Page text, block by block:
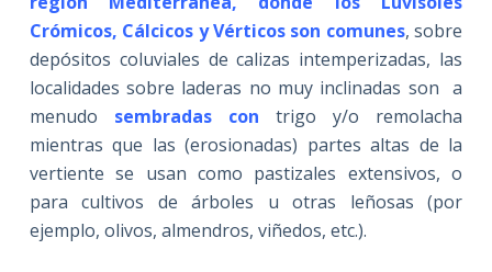
Crómicos, Cálcicos y Vérticos son comunes, sobre
depósitos coluviales de calizas intemperizadas, las
localidades sobre laderas no muy inclinadas son a
menudo sembradas contrigo y/o remolacha
mientras que las (erosionadas) partes altas de la
vertiente se usan como pastizales extensivos, o
para cultivos de árboles u otras leñosas (por
ejemplo, olivos, almendros, viñedos, etc.).